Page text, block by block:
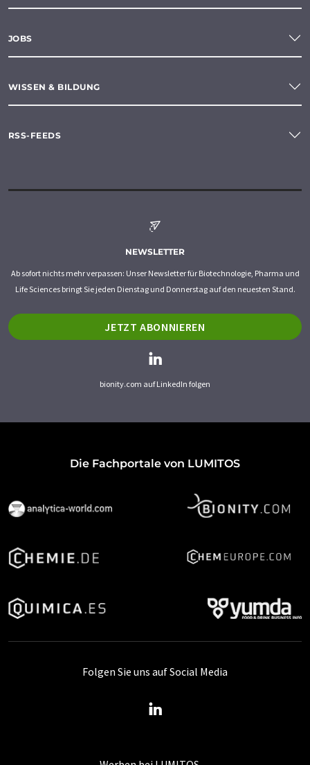
JOBS
WISSEN & BILDUNG
RSS-FEEDS
NEWSLETTER
Ab sofort nichts mehr verpassen: Unser Newsletter für Biotechnologie, Pharma und
Life Sciences bringt Sie jeden Dienstag und Donnerstag auf den neuesten Stand.
JETZT ABONNIEREN
bionity.com auf LinkedIn folgen
Die Fachportale von LUMITOS
Folgen Sie uns auf Social Media